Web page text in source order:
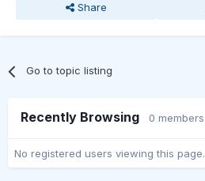
Share
Go to topic listing
Recently Browsing 0 members
No registered users viewing this page.